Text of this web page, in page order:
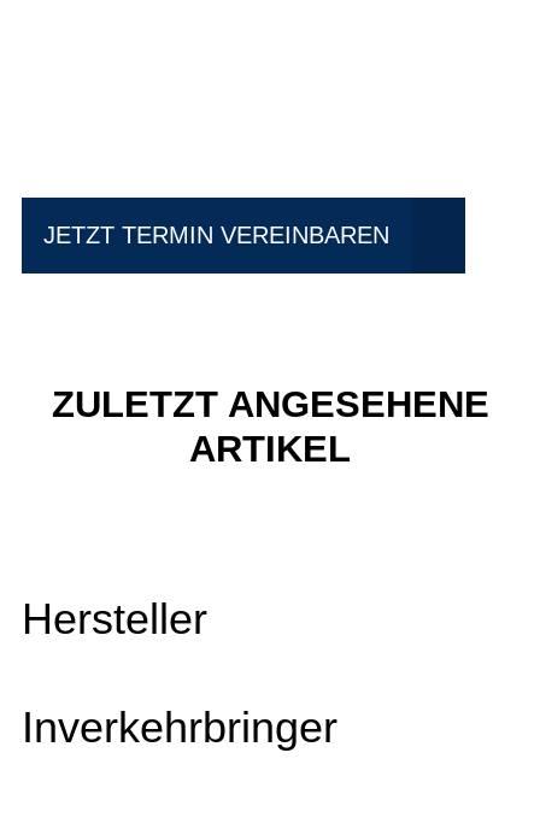
JETZT TERMIN VEREINBAREN
ZULETZT ANGESEHENE
ARTIKEL
Hersteller
Inverkehrbringer